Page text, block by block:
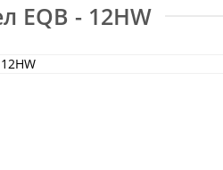
EQB - 12HW